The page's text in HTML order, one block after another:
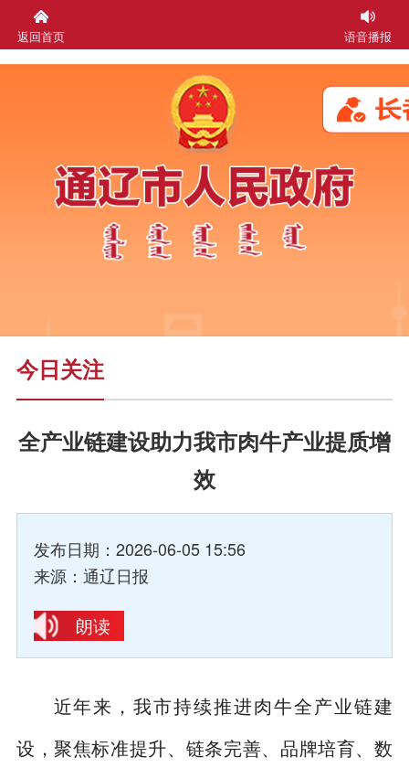
返回首页 语音播报
今日关注
全产业链建设助力我市肉牛产业提质增
效
发布日期：2026-06-05 15:56
来源：通辽日报
朗读
近年来，我市持续推进肉牛全产业链建
设，聚焦标准提升、链条完善、品牌培育、数